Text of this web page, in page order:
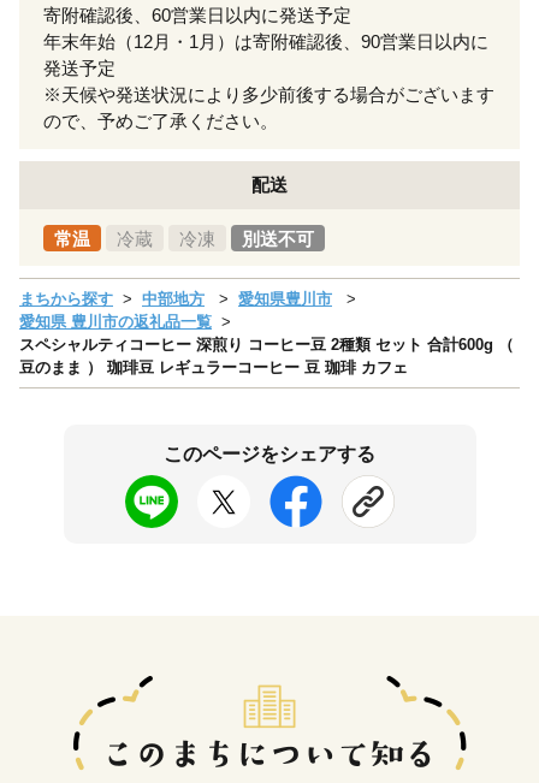
寄附確認後、60営業日以内に発送予定
年末年始（12月・1月）は寄附確認後、90営業日以内に
発送予定
※天候や発送状況により多少前後する場合がございます
ので、予めご了承ください。
配送
常温 冷蔵 冷凍 別送不可
まちから探す 中部地方
愛知県豊川市
愛知県 豊川市の返礼品一覧
スペシャルティコーヒー 深煎り コーヒー豆 2種類 セット 合計600g （
豆のまま ） 珈琲豆 レギュラーコーヒー 豆 珈琲 カフェ
このページをシェアする